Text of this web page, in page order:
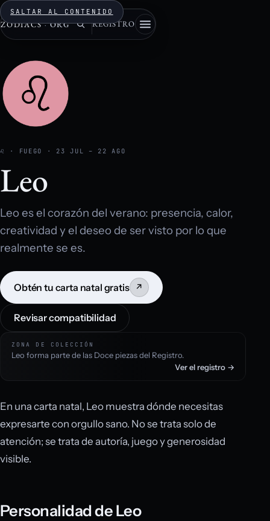
SALTAR AL CONTENIDO
ZODIACS · ORG REGISTRO
♌ · FUEGO · 23 JUL – 22 AGO
Leo
Leo es el corazón del verano: presencia, calor,
creatividad y el deseo de ser visto por lo que
realmente se es.
Obtén tu carta natal gratis ↗
Revisar compatibilidad
ZONA DE COLECCIÓN
Leo forma parte de las Doce piezas del Registro.
Ver el registro →
En una carta natal, Leo muestra dónde necesitas
expresarte con orgullo sano. No se trata solo de
atención; se trata de autoría, juego y generosidad
visible.
Personalidad de Leo